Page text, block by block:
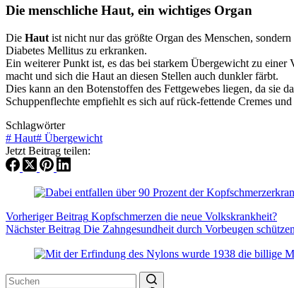
Die menschliche Haut, ein wichtiges Organ
Die Haut ist nicht nur das größte Organ des Menschen,
Diabetes Mellitus zu erkranken.
Ein weiterer Punkt ist, es das bei starkem Übergewicht zu
macht und sich die Haut an diesen Stellen auch dunkler färbt.
Dies kann an den Botenstoffen des Fettgewebes liegen, da sie
Schuppenflechte empfiehlt es sich auf rück-fettende Cremes
Schlagwörter
# Haut# Übergewicht
Jetzt Beitrag teilen:
VorherigerBeitrag Kopfschmerzen die neue Volkskrankheit?
NächsterBeitrag Die Zahngesundheit durch Vorbeugen schützen